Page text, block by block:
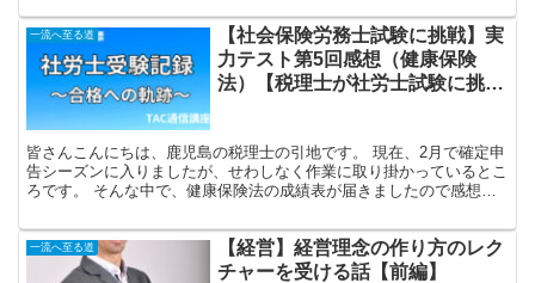
一流へ至る道
【社会保険労務士試験に挑戦】実
力テスト第5回感想（健康保険
法）【税理士が社労士試験に挑戦
皆さんこんにちは、鹿児島の税理士の引地です。 現在、2月で確定申
告シーズンに入りましたが、せわしなく作業に取り掛かっているとこ
ろです。 そんな中で、健康保険法の成績表が届きましたので感想を
一流へ至る道
【経営】経営理念の作り方のレク
チャーを受ける話【前編】